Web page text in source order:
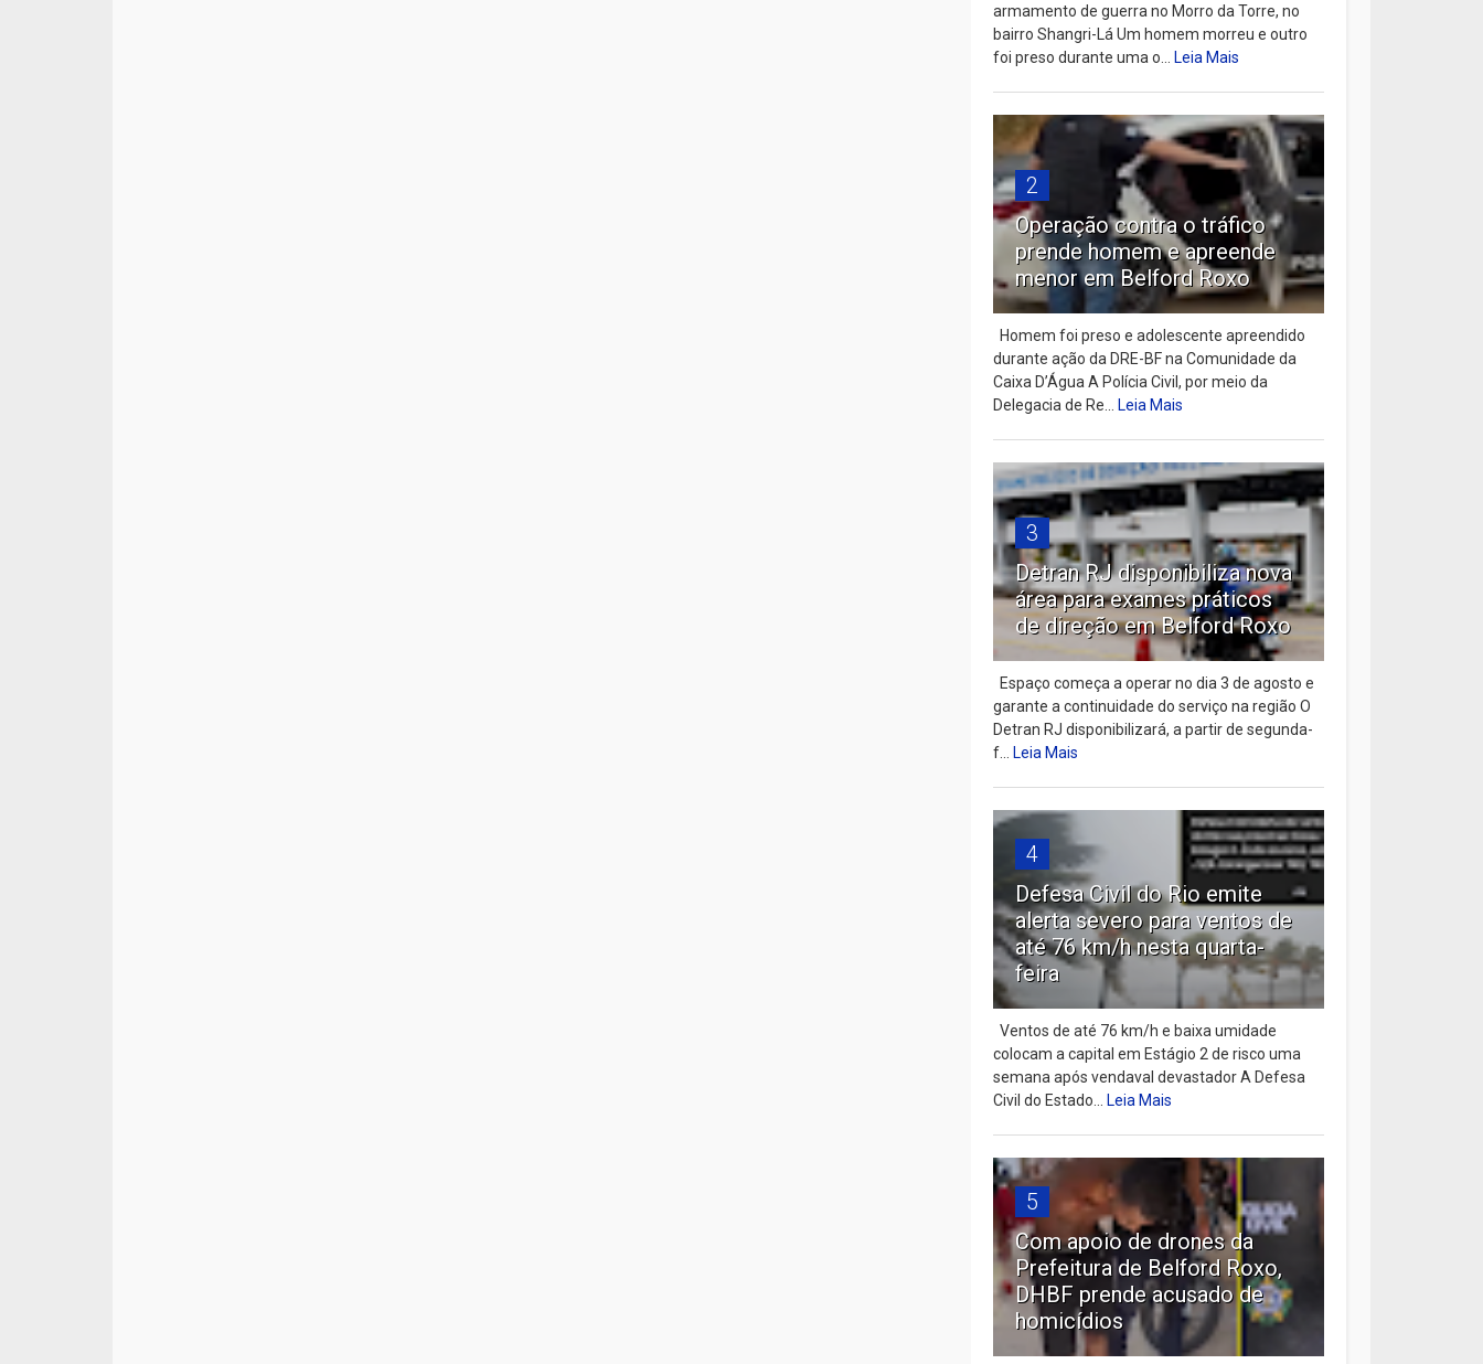
armamento de guerra no Morro da Torre, no
bairro Shangri-Lá Um homem morreu e outro
foi preso durante uma o...Leia Mais
2
Operação contra o tráfico
prende homem e apreende
menor em Belford Roxo
Homem foi preso e adolescente apreendido
durante ação da DRE-BF na Comunidade da
Caixa D’Água A Polícia Civil, por meio da
Delegacia de Re...Leia Mais
3
Detran RJ disponibiliza nova
área para exames práticos
de direção em Belford Roxo
Espaço começa a operar no dia 3 de agosto e
garante a continuidade do serviço na região O
Detran RJ disponibilizará, a partir de segunda-
f...Leia Mais
4
Defesa Civil do Rio emite
alerta severo para ventos de
até 76 km/h nesta quarta-
feira
Ventos de até 76 km/h e baixa umidade
colocam a capital em Estágio 2 de risco uma
semana após vendaval devastador A Defesa
Civil do Estado...Leia Mais
5
Com apoio de drones da
Prefeitura de Belford Roxo,
DHBF prende acusado de
homicídios